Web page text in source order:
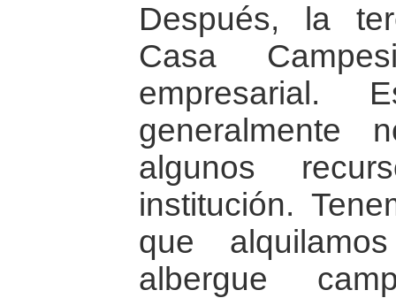
Después, la
Casa
generalmente
algunos
institución.
que
albergue